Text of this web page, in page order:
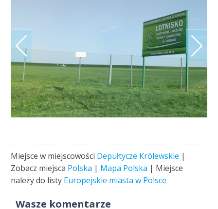
Miejsce w miejscowości Depułtycze Królewskie |
Zobacz miejsca Polska | Mapa Polska | Miejsce
należy do listy Europejskie miasta w Polsce
Wasze komentarze